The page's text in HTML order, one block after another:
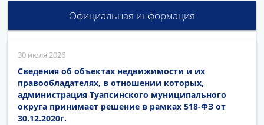
Официальная информация
30 июля 2026
Сведения об объектах недвижимости и их
правообладателях, в отношении которых,
администрация Туапсинского муниципального
округа принимает решение в рамках 518-ФЗ от
30.12.2020г.